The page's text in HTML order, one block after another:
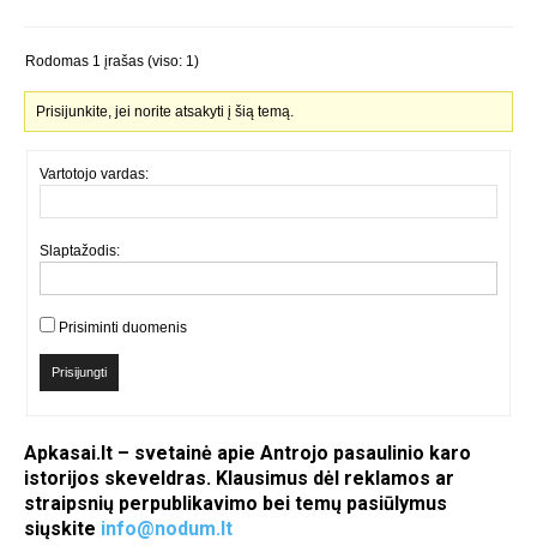
Rodomas 1 įrašas (viso: 1)
Prisijunkite, jei norite atsakyti į šią temą.
Vartotojo vardas:
Slaptažodis:
Prisiminti duomenis
Prisijungti
Apkasai.lt – svetainė apie Antrojo pasaulinio karo
istorijos skeveldras. Klausimus dėl reklamos ar
straipsnių perpublikavimo bei temų pasiūlymus
siųskite info@nodum.lt